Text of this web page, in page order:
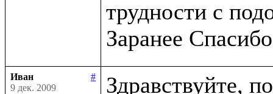
трудности с
Иван
#
9 дек. 2009
Здравствуйте,